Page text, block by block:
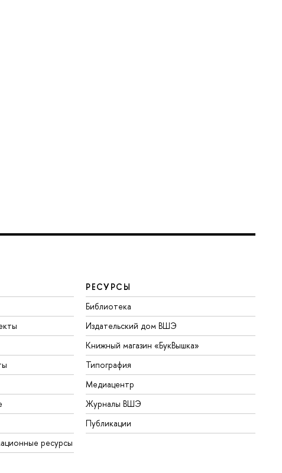
ресурсы
РЕСУРСЫ
Библиотека
Издательский дом ВШЭ
Книжный магазин «БукВышка»
Типография
Медиацентр
Журналы ВШЭ
Публикации